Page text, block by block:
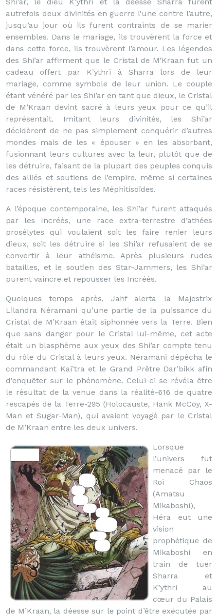
autrefois deux divinités en guerre l’une contre l’autre,
jusqu’au jour où ils furent contraints de se marier
ensembles. Dans le mariage, ils trouvèrent la force et
dans cette force, ils trouvèrent l’amour. Les légendes
des Shi’ar affirment que le Cristal de M’Kraan fut un
cadeau offert par K’ythri à Sharra lors de leur
mariage, comme symbole de leur union. Le couple
étant vénéré par les Shi’ar en tant que dieux, le Cristal
de M’Kraan devint sacré à leurs yeux pour ce qu’il
représentait. Imitant leurs divinités, les Shi’ar
décidèrent de ne pas simplement conquérir d’autres
mondes mais de les « épouser » en les absorbant,
fusionnant leurs cultures avec la leur, plutôt que de
les détruire, faisant de la plupart des peuples conquis
des alliés et soutiens de l’empire, même si certaines
races résistèrent, tels les Méphitisoïdes.
A l’époque contemporaine, les Shi’ar furent attaqués
par les Incréés, une race extra-terrestre d’athées
prosélytes qui voulaient soit les faire renier leurs
dieux, soit les détruire si les Shi’ar refusaient de se
convertir à leur athéisme. Après plusieurs rudes
batailles, et le soutien des Star-Jammers, les Shi’ar
purent vaincre et repousser les Incréés.
Quelques temps après, Jahf alerta la Majestrix
Lilandra Néramani qu’une partie de la puissance du
Cristal de M’Kraan était siphonnée vers la Terre. Bien
que sans danger pour le Cristal lui-même, cet acte
était un blasphème aux yeux des Shi’ar compte tenu
du rôle du Cristal à leurs yeux. Néramani dépêcha le
commandant Kai’tra et le Grand Prêtre Dar’bikk afin
d’enquêter sur le phénomène. Celui-ci se révéla être
le résultat de la venue dans la réalité-616 de quatre
rescapés de la Terre-295 (Holocauste, Hank McCoy, X-
Man et Sugar-Man), qui avaient voyagé par le Cristal
de M’Kraan entre les deux univers.
Lorsque
l’univers fut
menacé par le
Roi Chaos
(Amatsu
Mikaboshi),
Héra eut une
vision
prophétique de
Mikaboshi en
train de tuer
Sharra et
K’ythri au
cœur du Palais
de M’Kraan, la déesse sur le point d’être exécutée par